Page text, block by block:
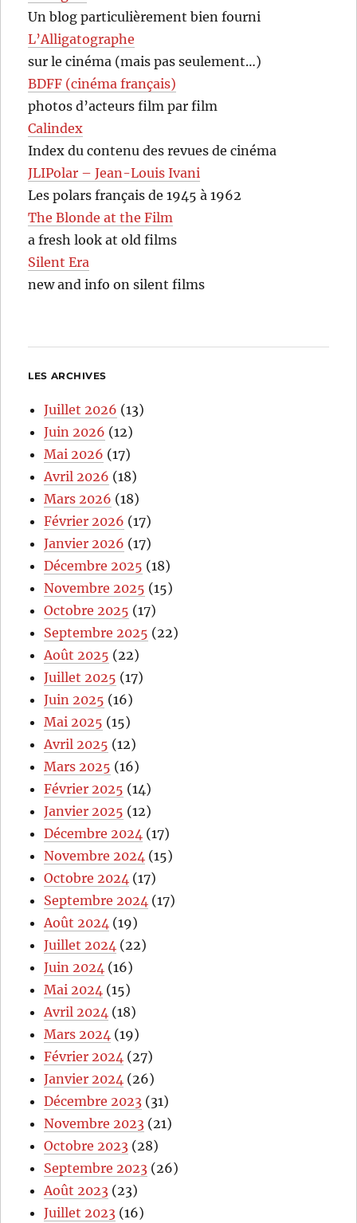
Un blog particulièrement bien fourni
L’Alligatographe
sur le cinéma (mais pas seulement…)
BDFF (cinéma français)
photos d’acteurs film par film
Calindex
Index du contenu des revues de cinéma
JLIPolar – Jean-Louis Ivani
Les polars français de 1945 à 1962
The Blonde at the Film
a fresh look at old films
Silent Era
new and info on silent films
LES ARCHIVES
Juillet 2026 (13)
Juin 2026 (12)
Mai 2026 (17)
Avril 2026 (18)
Mars 2026 (18)
Février 2026 (17)
Janvier 2026 (17)
Décembre 2025 (18)
Novembre 2025 (15)
Octobre 2025 (17)
Septembre 2025 (22)
Août 2025 (22)
Juillet 2025 (17)
Juin 2025 (16)
Mai 2025 (15)
Avril 2025 (12)
Mars 2025 (16)
Février 2025 (14)
Janvier 2025 (12)
Décembre 2024 (17)
Novembre 2024 (15)
Octobre 2024 (17)
Septembre 2024 (17)
Août 2024 (19)
Juillet 2024 (22)
Juin 2024 (16)
Mai 2024 (15)
Avril 2024 (18)
Mars 2024 (19)
Février 2024 (27)
Janvier 2024 (26)
Décembre 2023 (31)
Novembre 2023 (21)
Octobre 2023 (28)
Septembre 2023 (26)
Août 2023 (23)
Juillet 2023 (16)